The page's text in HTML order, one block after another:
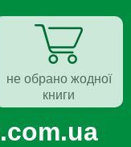
не обрано жодної
книги